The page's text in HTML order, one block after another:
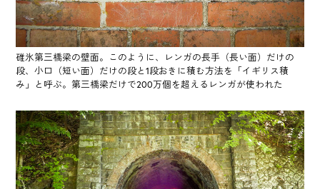
碓氷第三橋梁の壁面。このように、レンガの長手（長い面）だけの
段、小口（短い面）だけの段と1段おきに積む方法を「イギリス積
み」と呼ぶ。第三橋梁だけで200万個を超えるレンガが使われた